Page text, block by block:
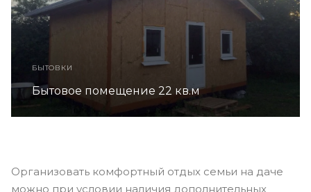
БЫТОВКИ
Бытовое помещение 22 кв.м
Организовать комфортный отдых семьи на даче
можно при условии наличия дополнительных